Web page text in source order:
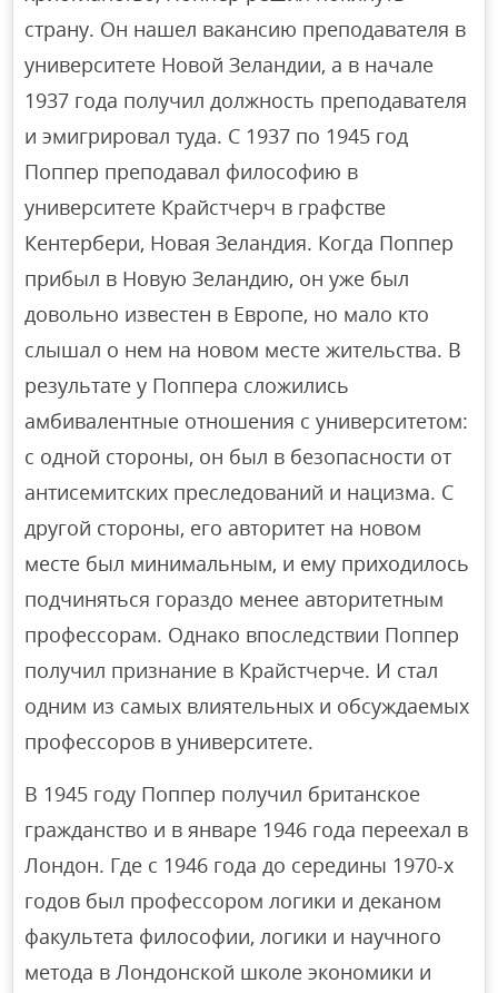
страну. Он нашел вакансию преподавателя в
университете Новой Зеландии, а в начале
1937 года получил должность преподавателя
и эмигрировал туда. С 1937 по 1945 год
Поппер преподавал философию в
университете Крайстчерч в графстве
Кентербери, Новая Зеландия. Когда Поппер
прибыл в Новую Зеландию, он уже был
довольно известен в Европе, но мало кто
слышал о нем на новом месте жительства. В
результате у Поппера сложились
амбивалентные отношения с университетом:
с одной стороны, он был в безопасности от
антисемитских преследований и нацизма. С
другой стороны, его авторитет на новом
месте был минимальным, и ему приходилось
подчиняться гораздо менее авторитетным
профессорам. Однако впоследствии Поппер
получил признание в Крайстчерче. И стал
одним из самых влиятельных и обсуждаемых
профессоров в университете.
В 1945 году Поппер получил британское
гражданство и в январе 1946 года переехал в
Лондон. Где с 1946 года до середины 1970-х
годов был профессором логики и деканом
факультета философии, логики и научного
метода в Лондонской школе экономики и